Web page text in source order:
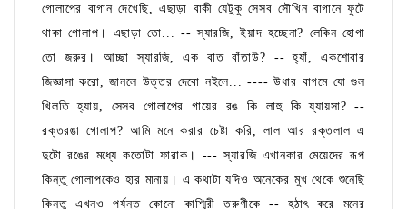
গোলাপের বাগান দেখেছি, এছাড়া বাকী যেটুকু সেসব সৌখিন বাগানে ফুটে
থাকা গোলাপ। এছাড়া তো... -- স্যারজি, ইয়াদ হচ্ছেনা? লেকিন হোগা
তো জরুর। আচ্ছা স্যারজি, এক বাত বাঁতাউ? -- হ্যাঁ, একশোবার
জিজ্ঞাসা করো, জানলে উত্তর দেবো নইলে... ---- উধার বাগমে যো গুল
খিলতি হ্যায়, সেসব গোলাপের গায়ের রঙ কি লাহু কি য্যায়সা? --
রক্তরঙা গোলাপ? আমি মনে করার চেষ্টা করি, লাল আর রক্তলাল এ
দুটো রঙের মধ্যে কতোটা ফারাক। --- স্যারজি এখানকার মেয়েদের রূপ
কিন্তু গোলাপকেও হার মানায়। এ কথাটা যদিও অনেকের মুখ থেকে শুনেছি
কিন্তু এখনও পর্যন্ত কোনো কাশ্মিরী তরুণীকে -- হঠাৎ করে মনের